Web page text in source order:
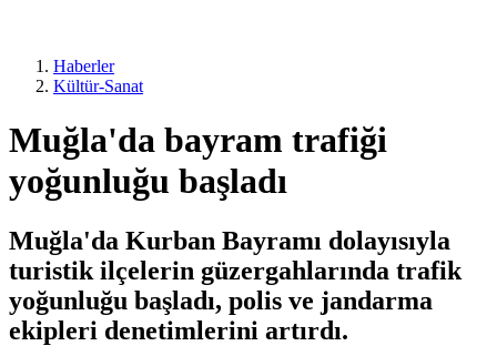
Haberler
Kültür-Sanat
Muğla'da bayram trafiği
yoğunluğu başladı
Muğla'da Kurban Bayramı dolayısıyla
turistik ilçelerin güzergahlarında trafik
yoğunluğu başladı, polis ve jandarma
ekipleri denetimlerini artırdı.